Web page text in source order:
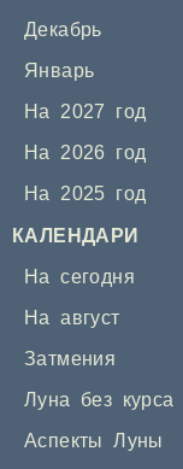
Декабрь
Январь
На 2027 год
На 2026 год
На 2025 год
КАЛЕНДАРИ
На сегодня
На август
Затмения
Луна без курса
Аспекты Луны